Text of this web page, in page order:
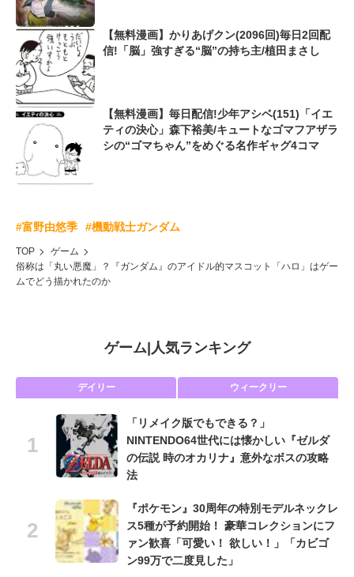
【無料漫画】かりあげクン(2096回)毎日2回配
信!「脳」強すぎる“脳”の持ち主/植田まさし
【無料漫画】毎日配信!少年アシベ(151)「イエ
ティの決心」森下裕美/キュートなゴマフアザラ
シの“ゴマちゃん”をめぐる名作ギャグ4コマ
#富野由悠季 #機動戦士ガンダム
TOP
ゲーム
俗称は「丸い悪魔」？『ガンダム』のアイドル的マスコット「ハロ」はゲー
ムでどう描かれたのか
ゲーム| 人気ランキング
デイリー ウィークリー
「リメイク版でもできる？」
NINTENDO64世代には懐かしい『ゼルダ
の伝説 時のオカリナ』意外なボスの攻略
法
『ポケモン』30周年の特別モデルネックレ
ス5種が予約開始！ 豪華コレクションにフ
ァン歓喜「可愛い！ 欲しい！」「カビゴ
ン99万で二度見した」